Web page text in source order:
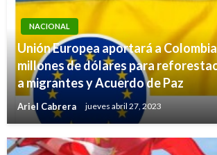
NACIONAL
Unión Europea aportará a
millones de dólares para
a migrantes y Acuerdo de Paz
Ariel Cabrera jueves abril 27, 2023